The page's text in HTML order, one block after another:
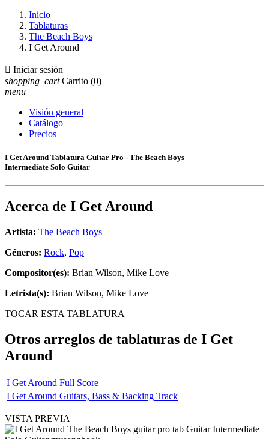
Inicio
Tablaturas
The Beach Boys
I Get Around
 Iniciar sesión
shopping_cart Carrito (0)
menu
Visión general
Catálogo
Precios
I Get Around Tablatura Guitar Pro - The Beach Boys
Intermediate Solo Guitar
Acerca de I Get Around
Artista: The Beach Boys
Géneros: Rock, Pop
Compositor(es): Brian Wilson, Mike Love
Letrista(s): Brian Wilson, Mike Love
TOCAR ESTA TABLATURA
Otros arreglos de tablaturas de I Get
Around
I Get Around Full Score
I Get Around Guitars, Bass & Backing Track
VISTA PREVIA